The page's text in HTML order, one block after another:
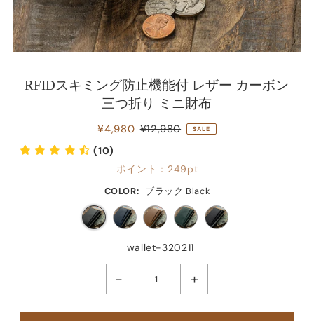
RFIDスキミング防止機能付 レザー カーボン
三つ折り ミニ財布
¥4,980 ¥12,980 SALE
(10)
ポイント： 249pt
COLOR: ブラック Black
wallet-320211
- +